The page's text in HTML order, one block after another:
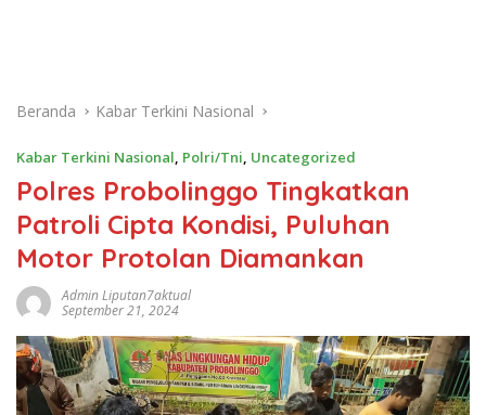
Beranda Kabar Terkini Nasional
Kabar Terkini Nasional, Polri/Tni, Uncategorized
Polres Probolinggo Tingkatkan
Patroli Cipta Kondisi, Puluhan
Motor Protolan Diamankan
Admin Liputan7aktual
September 21, 2024